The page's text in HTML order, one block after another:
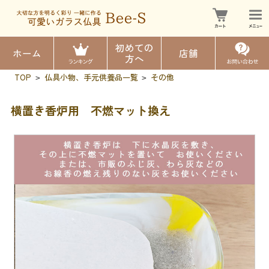
ホーム
初めての
方へ
店舗
TOP > 仏具小物、手元供養品一覧 > その他
横置き香炉用 不燃マット換え